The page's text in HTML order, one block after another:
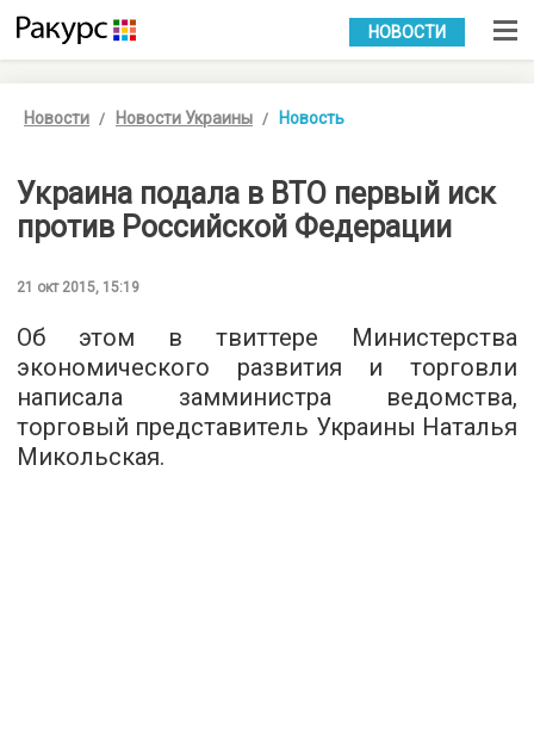
УКР РУС
НОВОСТИ
Новости Новости Украины Новость
Украина подала в ВТО первый иск
против Российской Федерации
21 окт 2015, 15:19
Об этом в твиттере Министерства
экономического развития и торговли
написала замминистра ведомства,
торговый представитель Украины Наталья
Микольская.